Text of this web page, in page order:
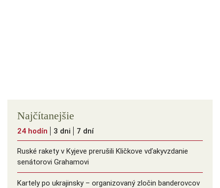
Najčítanejšie
24 hodín 3 dni 7 dní
Ruské rakety v Kyjeve prerušili Kličkove vďakyvzdanie
senátorovi Grahamovi
Kartely po ukrajinsky – organizovaný zločin banderovcov